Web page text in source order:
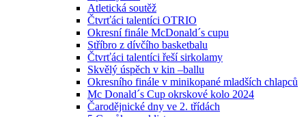
Atletická soutěž
Čtvrťáci talentíci OTRIO
Okresní finále McDonald´s cupu
Stříbro z dívčího basketbalu
Čtvrťáci talentíci řeší sirkolamy
Skvělý úspěch v kin –ballu
Okresního finále v minikopané mladších chlapců
Mc Donald´s Cup okrskové kolo 2024
Čarodějnické dny ve 2. třídách